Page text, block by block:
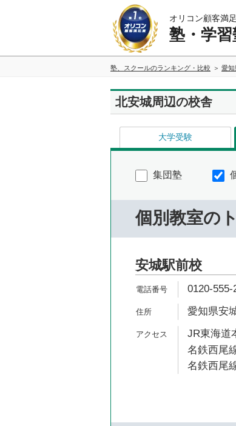
オリコン顧客満
塾・学
塾、スクールのランキング・比較 愛知
北安城周辺の校舎
大学受験
集団塾
個別教室の
安城駅前校
0120-555-
愛知県安
JR東海道
名鉄西尾
名鉄西尾